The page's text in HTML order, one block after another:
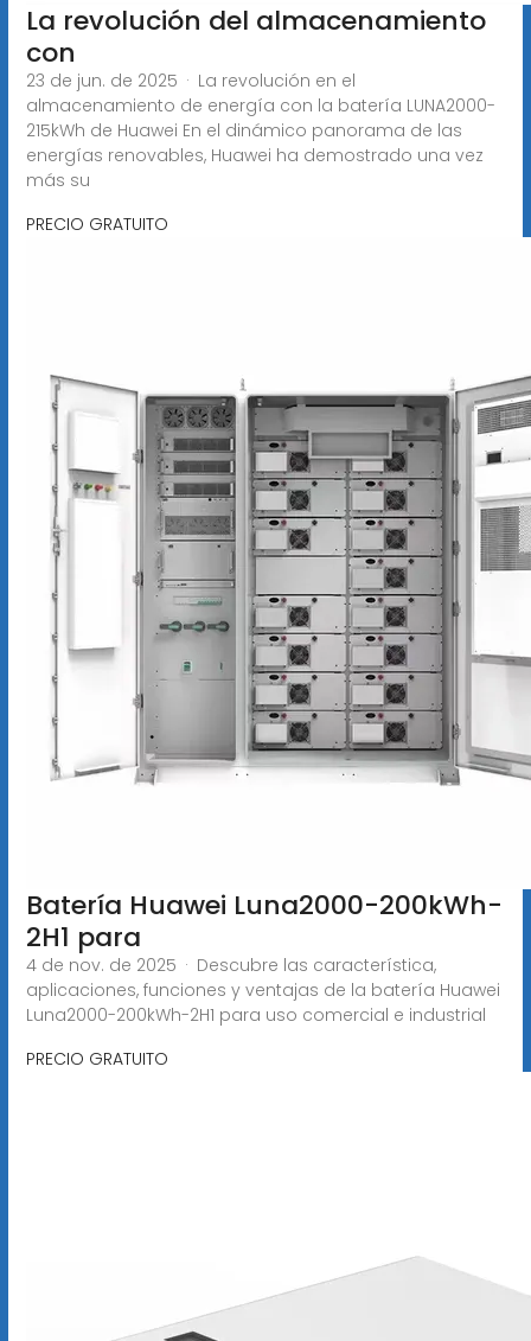
La revolución del almacenamiento
con
23 de jun. de 2025 · La revolución en el
almacenamiento de energía con la batería LUNA2000-
215kWh de Huawei En el dinámico panorama de las
energías renovables, Huawei ha demostrado una vez
más su
PRECIO GRATUITO
Batería Huawei Luna2000-200kWh-
2H1 para
4 de nov. de 2025 · Descubre las característica,
aplicaciones, funciones y ventajas de la batería Huawei
Luna2000-200kWh-2H1 para uso comercial e industrial
PRECIO GRATUITO